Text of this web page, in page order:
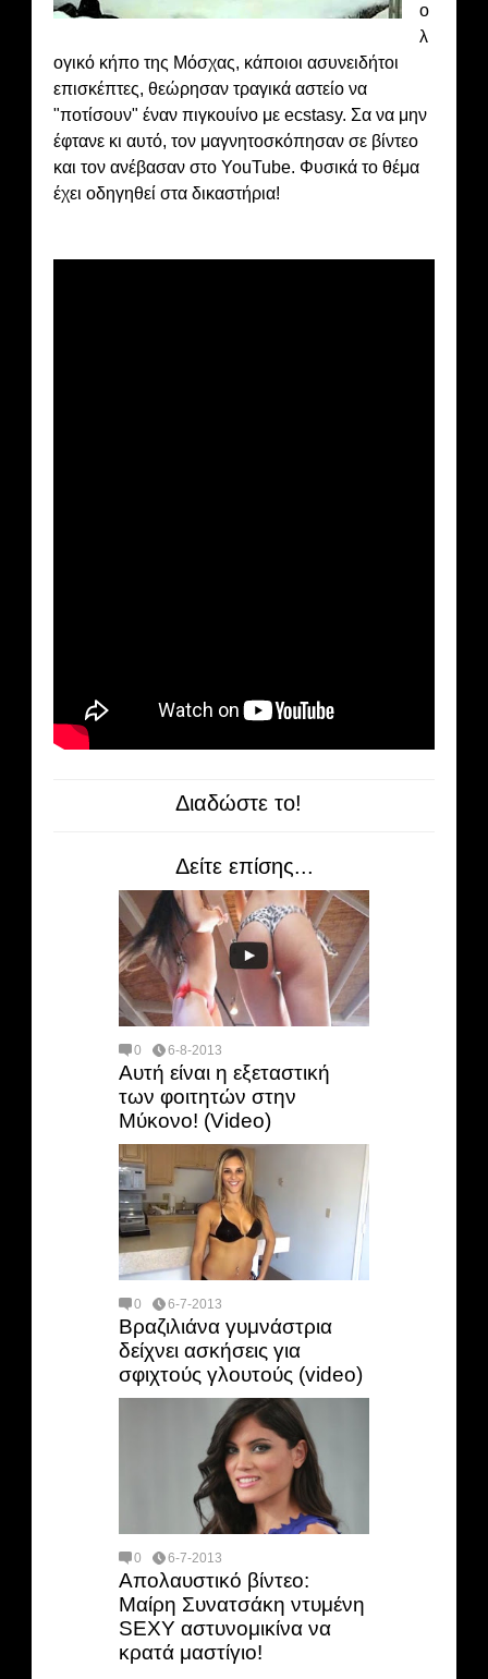
ο
λ
ογικό κήπο της Μόσχας, κάποιοι ασυνειδήτοι
επισκέπτες, θεώρησαν τραγικά αστείο να
"ποτίσουν" έναν πιγκουίνο με ecstasy. Σα να μην
έφτανε κι αυτό, τον μαγνητοσκόπησαν σε βίντεο
και τον ανέβασαν στο YouTube. Φυσικά το θέμα
έχει οδηγηθεί στα δικαστήρια!
Διαδώστε το!
Δείτε επίσης...
0 6-8-2013
Αυτή είναι η εξεταστική
των φοιτητών στην
Μύκονο! (Video)
0 6-7-2013
Βραζιλιάνα γυμνάστρια
δείχνει ασκήσεις για
σφιχτούς γλουτούς (video)
0 6-7-2013
Απολαυστικό βίντεο:
Μαίρη Συνατσάκη ντυμένη
SEXY αστυνομικίνα να
κρατά μαστίγιο!